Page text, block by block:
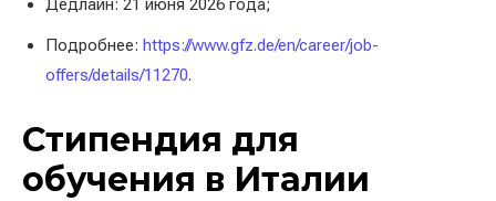
Дедлайн: 21 июня 2026 года;
Подробнее: https://www.gfz.de/en/career/job-
offers/details/11270.
Стипендия для
обучения в Италии